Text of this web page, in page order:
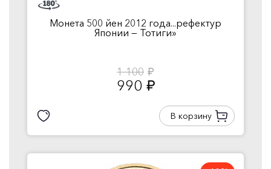
Монета 500 йен 2012 года...рефектур
Японии — Тотиги»
1 100 руб.
990 руб.
В корзину